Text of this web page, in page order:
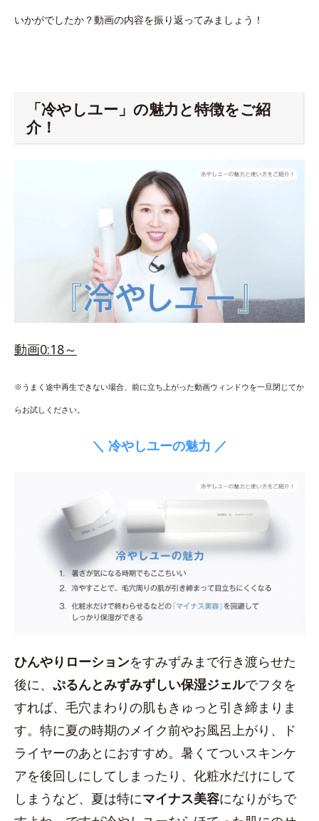
いかがでしたか？動画の内容を振り返ってみましょう！
「冷やしユー」の魅力と特徴をご紹
介！
動画0:18～
※うまく途中再生できない場合、前に立ち上がった動画ウィンドウを一旦閉じてか
らお試しください。
＼ 冷やしユーの魅力 ／
ひんやりローションをすみずみまで行き渡らせた
後に、 ぷるんとみずみずしい保湿ジェルでフタを
すれば、毛穴まわりの肌もきゅっと引き締まりま
す。特に夏の時期のメイク前やお風呂上がり、ド
ライヤーのあとにおすすめ。暑くてついスキンケ
アを後回しにしてしまったり、化粧水だけにして
しまうなど、夏は特にマイナス美容になりがちで